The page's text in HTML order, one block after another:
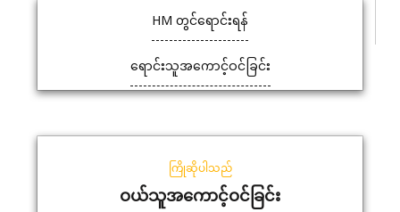
HM တွင်ရောင်းရန်
ရောင်းသူအကောင့်ဝင်ခြင်း
ကြိုဆိုပါသည်
ဝယ်သူအကောင့်ဝင်ခြင်း